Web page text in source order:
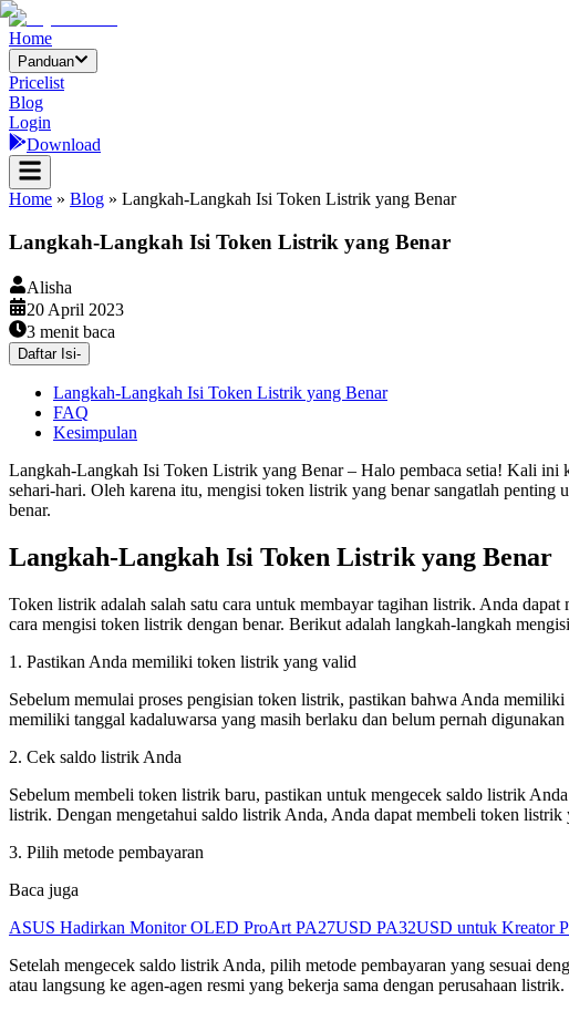
Home
Panduan
Pricelist
Blog
Login
Download
Home » Blog » Langkah-Langkah Isi Token Listrik yang Benar
Langkah-Langkah Isi Token Listrik yang Benar
Alisha
20 April 2023
3 menit baca
Daftar Isi-
Langkah-Langkah Isi Token Listrik yang Benar
FAQ
Kesimpulan
Langkah-Langkah Isi Token Listrik yang Benar – Halo pembaca setia! Kali ini
sehari-hari. Oleh karena itu, mengisi token listrik yang benar sangatlah
benar.
Langkah-Langkah Isi Token Listrik yang Benar
Token listrik adalah salah satu cara untuk membayar tagihan listrik. Anda
cara mengisi token listrik dengan benar. Berikut adalah langkah-langkah
1. Pastikan Anda memiliki token listrik yang valid
Sebelum memulai proses pengisian token listrik, pastikan bahwa Anda
memiliki tanggal kadaluwarsa yang masih berlaku dan belum pernah digunakan
2. Cek saldo listrik Anda
Sebelum membeli token listrik baru, pastikan untuk mengecek saldo listrik
listrik. Dengan mengetahui saldo listrik Anda, Anda dapat membeli token listrik
3. Pilih metode pembayaran
Baca juga
ASUS Hadirkan Monitor OLED ProArt PA27USD PA32USD untuk Kreator
Setelah mengecek saldo listrik Anda, pilih metode pembayaran yang sesuai
atau langsung ke agen-agen resmi yang bekerja sama dengan perusahaan listrik.